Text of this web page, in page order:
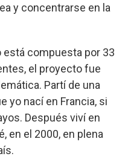
y concentrarse en la
compuesta por 33
el proyecto fue
Partí de una
yo nací en Francia, si
Después viví en
en el 2000, en plena